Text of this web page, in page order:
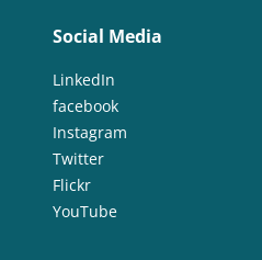
Social Media
LinkedIn
facebook
Instagram
Twitter
Flickr
YouTube